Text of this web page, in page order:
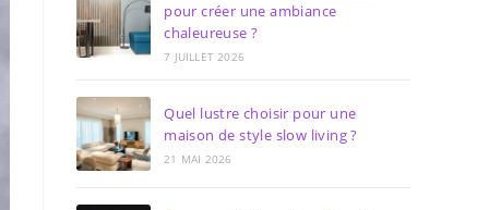
pour créer une ambiance
chaleureuse ?
7 JUILLET 2026
Quel lustre choisir pour une
maison de style slow living ?
21 MAI 2026